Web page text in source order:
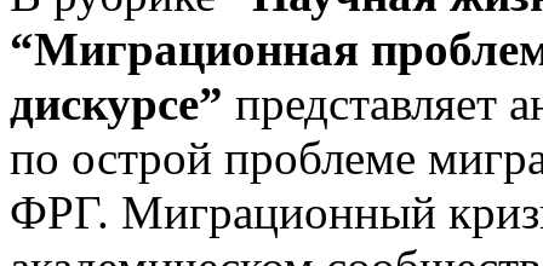
“Миграционная
дискурсе” представляет
по острой проблеме
ФРГ. Миграционный